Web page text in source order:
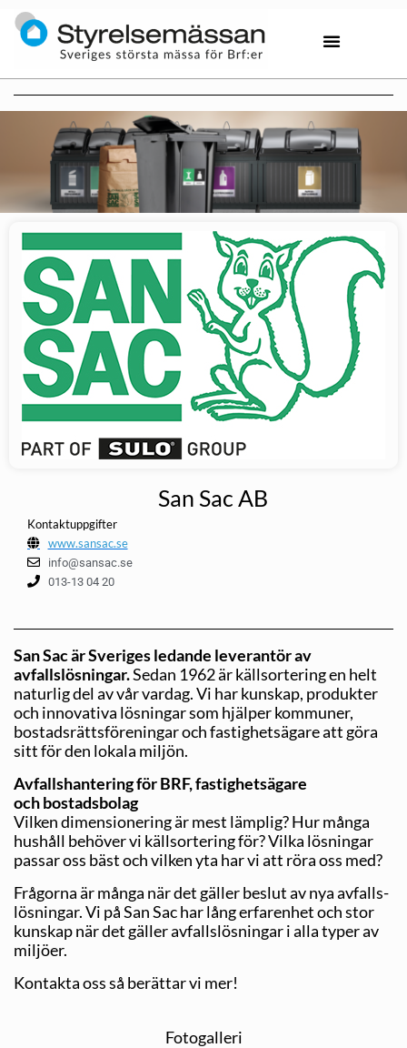
San Sac AB
Kontaktuppgifter
www.sansac.se
info@sansac.se
013-13 04 20
San Sac är Sveriges ledande leverantör av
avfallslösningar.Sedan 1962 är källsortering en helt
naturlig del av vår vardag. Vi har kunskap, produkter
och innovativa lösningar som hjälper kommuner,
bostadsrättsföreningar och fastighets­ägare att göra
sitt för den lokala miljön.
Avfallshantering för BRF, fastighetsägare
och bostadsbolag
Vilken dimensionering är mest lämplig? Hur många
hushåll behöver vi källsortering för? Vilka lösningar
passar oss bäst och vilken yta har vi att röra oss med?
Frågorna är många när det gäller beslut av nya avfalls­
lösningar. Vi på San Sac har lång erfarenhet och stor
kunskap när det gäller avfallslösningar i alla typer av
miljöer.
Kontakta oss så berättar vi mer!
Fotogalleri